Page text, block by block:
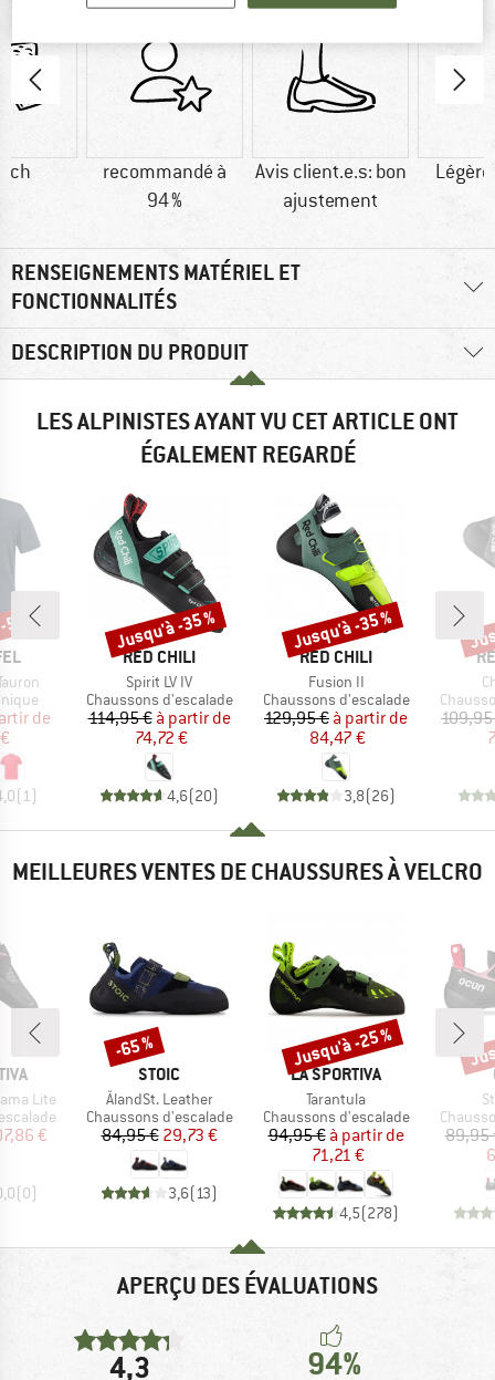
recommandé à
94 %
Avis client.e.s: bon
ajustement
RENSEIGNEMENTS MATÉRIEL ET
FONCTIONNALITÉS
DESCRIPTION DU PRODUIT
LES ALPINISTES AYANT VU CET ARTICLE ONT
ÉGALEMENT REGARDÉ
réduit
de
(1 )
%
MARQUE
RED CHILI
Article
Spirit LV IV
Product group
Chaussons d'escalade
Prix
114,95 € Prix réduit
à partir de
74,72 €
4,6(20)
Remise
Jusqu'à -35 %
MARQUE
RED CHILI
Article
Fusion II
Product group
Chaussons d'escalade
Prix
129,95 € Prix réduit
à partir de
84,47 €
3,8(26)
Remise
Jusqu'à -35 %
MEILLEURES VENTES DE CHAUSSURES À VELCRO
Lite
réduit
€
(0)
MARQUE
STOIC
Article
ÅlandSt. Leather
Product group
Chaussons d'escalade
Prix
84,95 €Prix réduit
29,73 €
3,6(13)
Remise
-65 %
MARQUE
LA SPORTIVA
Article
Tarantula
Product group
Chaussons d'escalade
Prix
94,95 € Prix réduit
à partir de
71,21 €
4,5(278)
Remise
Jusqu'à -25 %
89,95
APERÇU DES ÉVALUATIONS
4,3 94%